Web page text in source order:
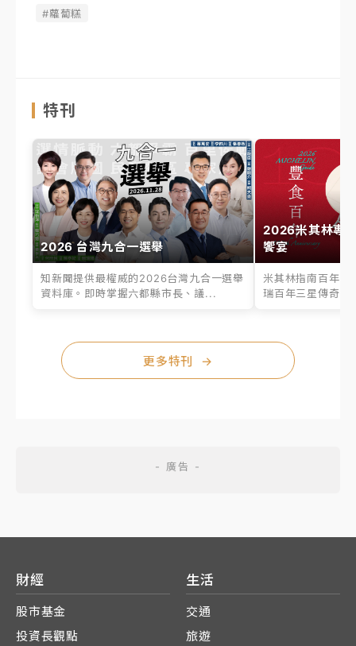
#蘿蔔糕
特刊
2026 台灣九合一選舉
知新聞提供最權威的2026台灣九合一選舉
資料庫。即時掌握六都縣市長、議...
2026米其林專
饗宴
米其林指南百年之
瑞百年三星傳奇、
更多特刊 →
財經
股市基金
投資長觀點
生活
交通
旅遊